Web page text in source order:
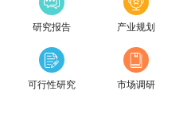
研究报告 产业规划
可行性研究 市场调研